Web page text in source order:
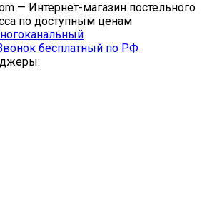
— Интернет-магазин постельного
по доступным ценам
бесплатный по РФ